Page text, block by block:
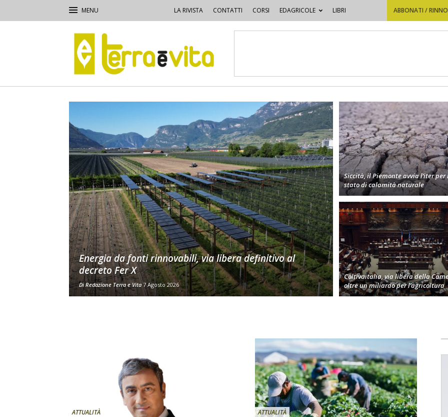
LA RIVISTA CONTATTI CORSI EDAGRICOLE LIBRI ABBONATI /
e
Vita
Energia da fonti rinnovabili, via libera definitivo al
decreto Fer X
DiRedazione Terra e Vita 7 Agosto 2026
Siccità, il Piemonte avvia l’iter per
stato di calamità naturale
Coltivaitalia, via libera della
oltre un miliardo per l’agricoltura
ATTUALITÀ ATTUALITÀ